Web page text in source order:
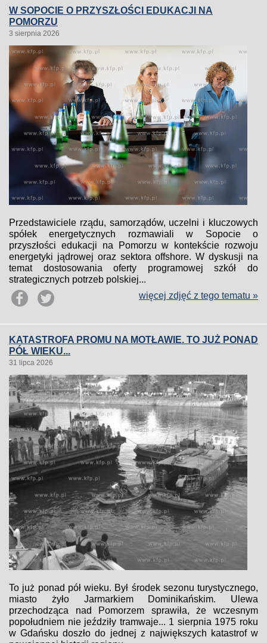
W SOPOCIE O PRZYSZŁOŚCI EDUKACJI NA
POMORZU
3 sierpnia 2026
Przedstawiciele rządu, samorządów, uczelni i kluczowych
spółek energetycznych rozmawiali w Sopocie o
przyszłości edukacji na Pomorzu w kontekście rozwoju
energetyki jądrowej oraz sektora offshore. W dyskusji na
temat dostosowania oferty programowej szkół do
strategicznych potrzeb polskiej...
więcej zdjęć z tego tematu »
KATASTROFA PROMU NA MOTŁAWIE. TO JUŻ PONAD
PÓŁ WIEKU...
31 lipca 2026
To już ponad pół wieku. Był środek sezonu turystycznego,
miasto żyło Jarmarkiem Dominikańskim. Ulewa
przechodząca nad Pomorzem sprawiła, że wczesnym
popołudniem nie jeździły tramwaje... 1 sierpnia 1975 roku
w Gdańsku doszło do jednej z największych katastrof w